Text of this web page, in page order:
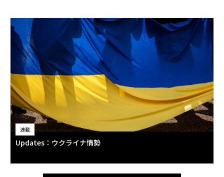
連載
Updates：ウクライナ情勢